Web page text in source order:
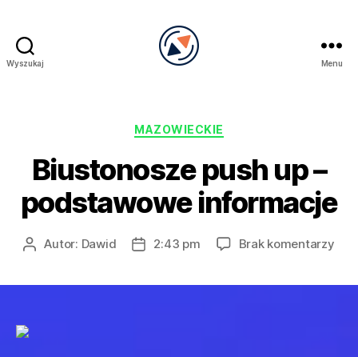
Wyszukaj Menu
Kategorie
MAZOWIECKIE
Biustonosze push up –
podstawowe informacje
AutorAutor: Dawid
Data2:43 pm Brak komentarzydo